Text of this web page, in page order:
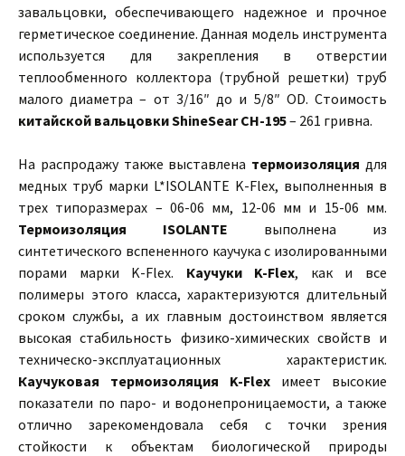
завальцовки, обеспечивающего надежное и прочное
герметическое соединение. Данная модель инструмента
используется для закрепления в отверстии
теплообменного коллектора (трубной решетки) труб
малого диаметра – от 3/16″ до и 5/8″ OD. Стоимость
китайской вальцовки ShineSear CH-195– 261 гривна.
На распродажу также выставлена термоизоляция для
медных труб марки L*ISOLANTE K-Flex, выполненныя в
трех типоразмерах – 06-06 мм, 12-06 мм и 15-06 мм.
Термоизоляция ISOLANTE выполнена из
синтетического вспененного каучука с изолированными
порами марки K-Flex. Каучуки K-Flex, как и все
полимеры этого класса, характеризуются длительный
сроком службы, а их главным достоинством является
высокая стабильность физико-химических свойств и
техническо-эксплуатационных характеристик.
Каучуковая термоизоляция K-Flex имеет высокие
показатели по паро- и водонепроницаемости, а также
отлично зарекомендовала себя с точки зрения
стойкости к объектам биологической природы